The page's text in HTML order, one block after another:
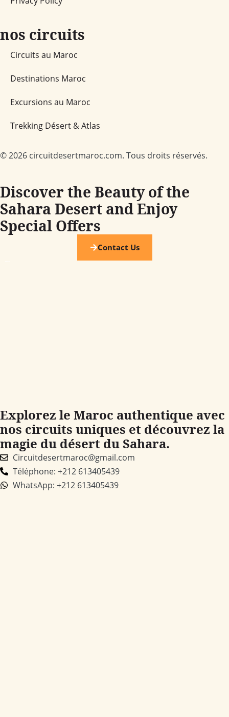
nos circuits
Circuits au Maroc
Destinations Maroc
Excursions au Maroc
Trekking Désert & Atlas
© 2026 circuitdesertmaroc.com. Tous droits réservés.
Discover the Beauty of the
Sahara Desert and Enjoy
Special Offers​
Contact Us
Explorez le Maroc authentique avec
nos circuits uniques et découvrez la
magie du désert du Sahara.
Circuitdesertmaroc@gmail.com
Téléphone: +212 613405439
WhatsApp: +212 613405439